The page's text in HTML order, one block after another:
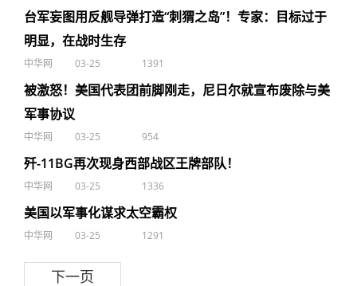
台军妄图用反舰导弹打造“刺猬之岛”！专家：目标过于
明显，在战时生存
中华网 03-25 1391
被激怒！美国代表团前脚刚走，尼日尔就宣布废除与美
军事协议
中华网 03-25 954
歼-11BG再次现身西部战区王牌部队！
中华网 03-25 1336
美国以军事化谋求太空霸权
中华网 03-25 1291
下一页